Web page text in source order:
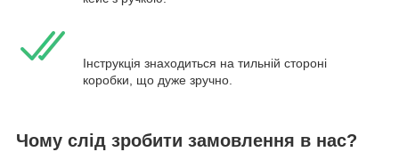
Інструкція знаходиться на тильній стороні
коробки, що дуже зручно.
Чому слід зробити замовлення в нас?